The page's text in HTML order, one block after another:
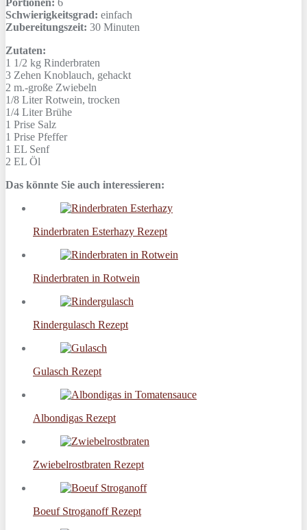
Schwierigkeitsgrad: einfach
Zubereitungszeit: 30 Minuten
Zutaten:
1 1/2 kg Rinderbraten
3 Zehen Knoblauch, gehackt
2 m.-große Zwiebeln
1/8 LiterRotwein, trocken
1/4 LiterBrühe
1 Prise Salz
1 Prise Pfeffer
1 EL Senf
2 EL Öl
Das könnte Sie auch interessieren:
Rinderbraten Esterhazy Rezept
Rinderbraten in Rotwein
Rindergulasch Rezept
Gulasch Rezept
Albondigas Rezept
Zwiebelrostbraten Rezept
Boeuf Stroganoff Rezept